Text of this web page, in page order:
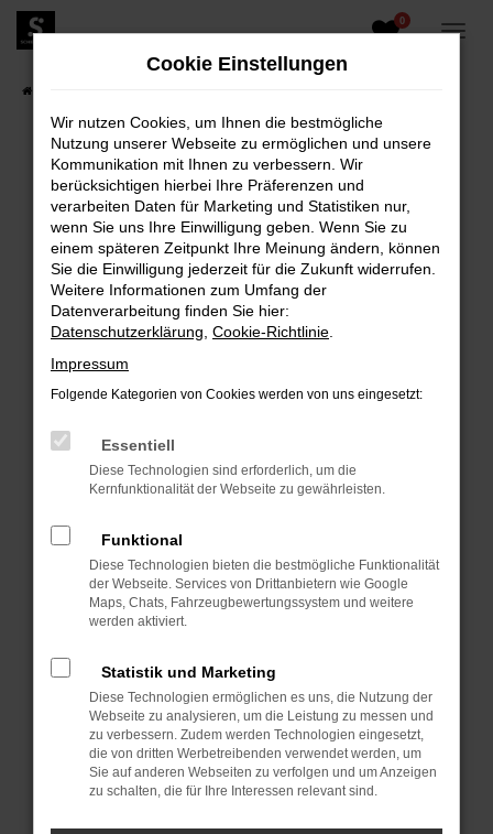
Zum
Hauptinhalt
0
FEHLER: NETWORK ERROR
Beim Laden ist ein Fehler aufgetreten.
Hier sind ein paar Tipps, die dir helfen können:
Überprüfe deine Firewall und deine
Internetverbindung.
Laden andere Webseiten, zum Beispiel deine
Suchmaschine?
Prüfe deine Browsererweiterungen.
können das Laden bestimmter Seiten
verhindern. Funktioniert die Seite in einem
anderen Browser oder in einem privaten
Starte dein Gerät neu.
Das kann manchmal helfen, vorübergehende
Probleme zu beheben.
Betriebssystem auf dem neuesten Stand
sind.
Veraltete Software birgt nicht nur ein
Sicherheitsrisiko, sondern kann auch dazu
führen, dass bestimmte Funktionen nicht mehr
unterstützt werden.
Cookie Einstellungen
Wir nutzen Cookies, um Ihnen die bestmögliche
Nutzung unserer Webseite zu ermöglichen und unsere
Kommunikation mit Ihnen zu verbessern. Wir
berücksichtigen hierbei Ihre Präferenzen und
verarbeiten Daten für Marketing und Statistiken nur,
wenn Sie uns Ihre Einwilligung geben. Wenn Sie zu
einem späteren Zeitpunkt Ihre Meinung ändern, können
Sie die Einwilligung jederzeit für die Zukunft widerrufen.
Weitere Informationen zum Umfang der
Datenverarbeitung finden Sie hier:
Datenschutzerklärung Cookie-Richtlinie
Impressum
Folgende Kategorien von Cookies werden von uns eingesetzt:
Essentiell
Diese Technologien sind erforderlich, um die
Kernfunktionalität der Webseite zu gewährleisten.
Funktional
Diese Technologien bieten die bestmögliche Funktionalität
der Webseite. Services von Drittanbietern wie Google
Maps, Chats, Fahrzeugbewertungssystem und weitere
werden aktiviert.
Statistik und Marketing
Diese Technologien ermöglichen es uns, die Nutzung der
Webseite zu analysieren, um die Leistung zu messen und
zu verbessern. Zudem werden Technologien eingesetzt,
die von dritten Werbetreibenden verwendet werden, um
Sie auf anderen Webseiten zu verfolgen und um Anzeigen
zu schalten, die für Ihre Interessen relevant sind.